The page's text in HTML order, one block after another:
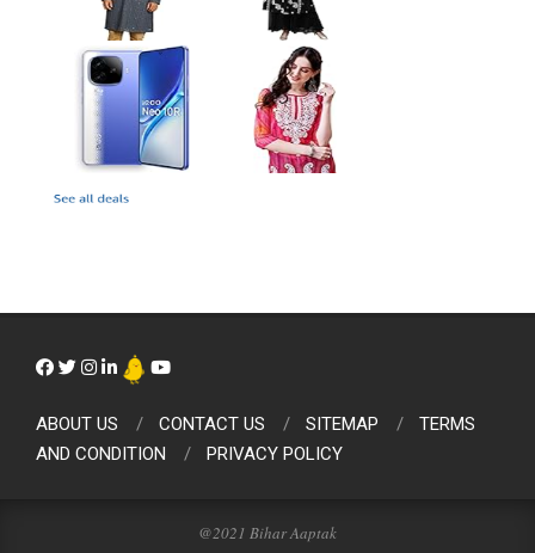
ABOUT US CONTACT US SITEMAP
TERMS
AND CONDITION
PRIVACY POLICY
@2021 Bihar Aaptak